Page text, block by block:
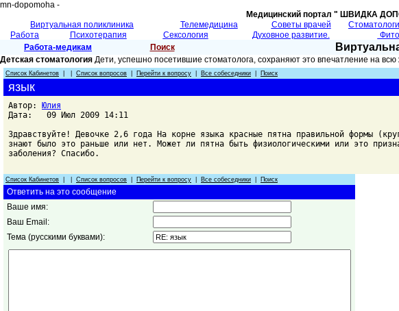
mn-dopomoha -
Медицинский портал " ШВИДКА
Виртуальная поликлиника
Телемедицина Советы врачей
Работа
Психотерапия Сексология Духовное развитие.
Работа-медикам
Поиск
Детская стоматология Дети, успешно посетившие стоматолога, сохраняют это впечатление на
Список Кабинетов Список вопросов Перейти к вопросу Все собеседники Поиск
язык
Автор: Юлия
Дата: 09 Июл 2009 14:11
Здравствуйте! Девочке 2,6 года На корне языка красные пятна правильной формы
знают было это раньше или нет. Может ли пятна быть физиологическими или это
заболения? Спасибо.
Список Кабинетов
Список вопросов Перейти к вопросу Все собеседники Поиск
Ответить на это сообщение
Ваше имя:
Ваш Email:
Тема (русскими буквами):